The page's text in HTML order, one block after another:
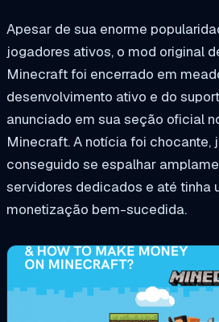
Apesar de sua enorme
jogadores ativos, o mod original
Minecraft foi encerrado em
desenvolvimento ativo e do
anunciado em sua seção oficial
Minecraft. A notícia foi chocante,
conseguido se espalhar
servidores dedicados e até tinha
monetização bem-sucedida.